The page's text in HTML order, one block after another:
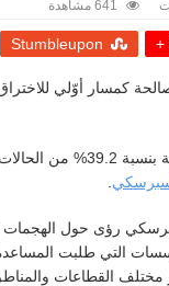
641 مشاهدة
Stumbleupon
ولا تزال التطبيقات الموجهة
رؤى حول الهجمات
بيانات المؤسسات التي طلبت
مختلف القطاعات